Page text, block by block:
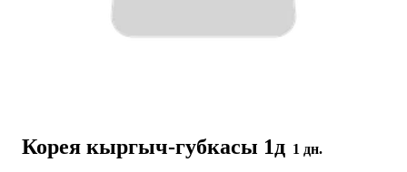
Корея кыргыч-губкасы 1д 1 дн.